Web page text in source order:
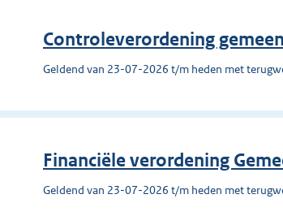
Controleverordening
Geldend van 23-07-2026 t/m heden met
Financiële verordening
Geldend van 23-07-2026 t/m heden met